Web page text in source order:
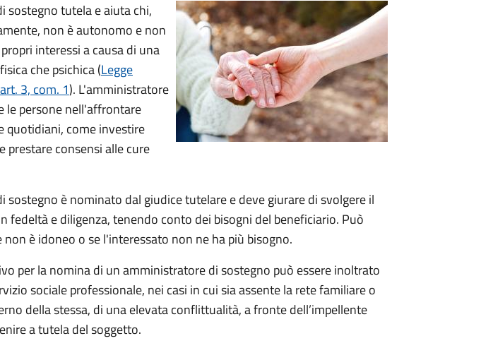
sostegno tutela e aiuta chi,
non è autonomo e non
interessi a causa di una
che psichica (Legge
3, com. 1). L'amministratore
le persone nell'affrontare
quotidiani, come investire
prestare consensi alle cure
sostegno è nominato dal giudice tutelare e deve giurare di svolgere il
fedeltà e diligenza, tenendo conto dei bisogni del beneficiario. Può
non è idoneo o se l'interessato non ne ha più bisogno.
per la nomina di un amministratore di sostegno può essere inoltrato
sociale professionale, nei casi in cui sia assente la rete familiare o
della stessa, di una elevata conflittualità, a fronte dell’impellente
a tutela del soggetto.